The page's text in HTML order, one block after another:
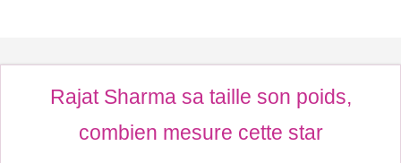
Rajat Sharma sa taille son poids,
combien mesure cette star